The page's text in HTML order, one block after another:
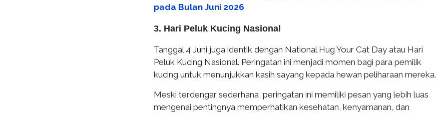
pada Bulan Juni 2026
3. Hari Peluk Kucing Nasional
Tanggal 4 Juni juga identik dengan National Hug Your Cat Day atau Hari
Peluk Kucing Nasional. Peringatan ini menjadi momen bagi para pemilik
kucing untuk menunjukkan kasih sayang kepada hewan peliharaan mereka.
Meski terdengar sederhana, peringatan ini memiliki pesan yang lebih luas
mengenai pentingnya memperhatikan kesehatan, kenyamanan, dan